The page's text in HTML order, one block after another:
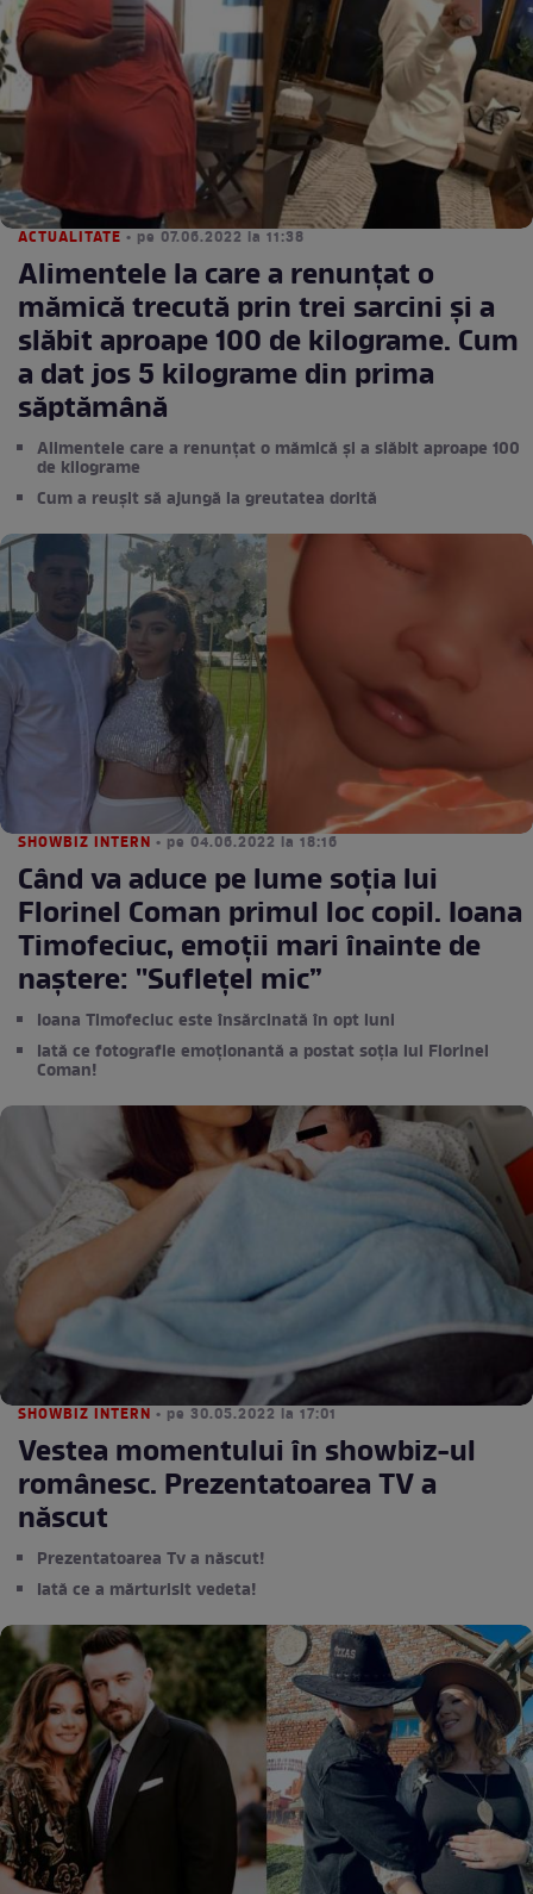
ACTUALITATE • pe 07.06.2022 la 11:38
Alimentele la care a renunțat o
mămică trecută prin trei sarcini și a
slăbit aproape 100 de kilograme. Cum
a dat jos 5 kilograme din prima
săptămână
Alimentele care a renunțat o mămică și a slăbit aproape 100
de kilograme
Cum a reușit să ajungă la greutatea dorită
SHOWBIZ INTERN • pe 04.06.2022 la 18:16
Când va aduce pe lume soția lui
Florinel Coman primul loc copil. Ioana
Timofeciuc, emoții mari înainte de
naștere: ''Suflețel mic”
Ioana Timofeciuc este însărcinată în opt luni
Iată ce fotografie emoționantă a postat soția lui Florinel
Coman!
SHOWBIZ INTERN • pe 30.05.2022 la 17:01
Vestea momentului în showbiz-ul
românesc. Prezentatoarea TV a
născut
Prezentatoarea Tv a născut!
Iată ce a mărturisit vedeta!